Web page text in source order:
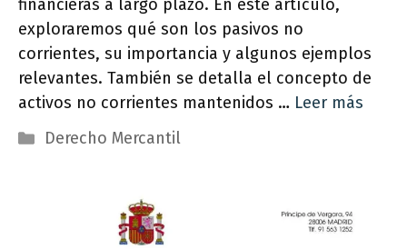
financieras a largo plazo. En este artículo,
exploraremos qué son los pasivos no
corrientes, su importancia y algunos ejemplos
relevantes. También se detalla el concepto de
activos no corrientes mantenidos … Leer más
Categorías
Derecho Mercantil